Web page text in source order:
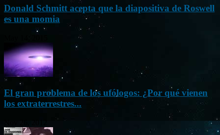
Donald Schmitt acepta que la diapositiva de Roswell
es una momia
El gran problema de los ufólogos: ¿Por qué vienen
los extraterrestres...